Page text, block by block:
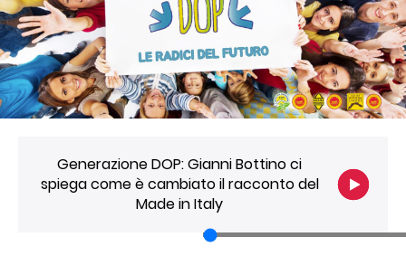
Generazione DOP: Gianni Bottino ci
spiega come è cambiato il racconto del
Made in Italy